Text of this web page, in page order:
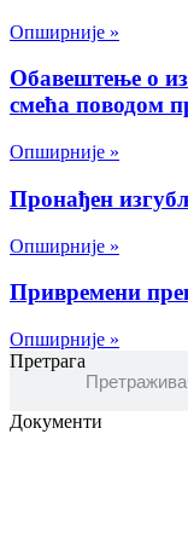
Опширније »
Обавештење о
смећа поводом
Опширније »
Пронађен
Опширније »
Привремени
Опширније »
Претрага
Документи